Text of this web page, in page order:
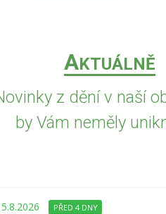
AKTUÁLNĚ
z dění v naší
by Vám neměly
5.8.2026 PŘED 4 DNY